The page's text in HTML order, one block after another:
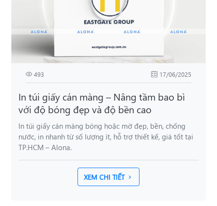
493 17/06/2025
In túi giấy cán màng – Nâng tầm bao bì
với độ bóng đẹp và độ bền cao
In túi giấy cán màng bóng hoặc mờ đẹp, bền, chống
nước, in nhanh từ số lượng ít, hỗ trợ thiết kế, giá tốt tại
TP.HCM – Alona.
XEM CHI TIẾT